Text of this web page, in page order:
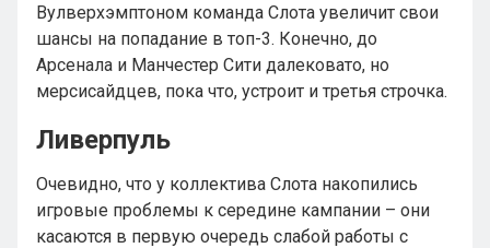
Вулверхэмптоном команда Слота увеличит свои
шансы на попадание в топ-3. Конечно, до
Арсенала и Манчестер Сити далековато, но
мерсисайдцев, пока что, устроит и третья строчка.
Ливерпуль
Очевидно, что у коллектива Слота накопились
игровые проблемы к середине кампании – они
касаются в первую очередь слабой работы с